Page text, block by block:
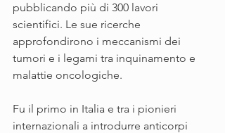
pubblicando più di 300 lavori
scientifici. Le sue ricerche
approfondirono i meccanismi dei
tumori e i legami tra inquinamento e
malattie oncologiche.
Fu il primo in Italia e tra i pionieri
internazionali a introdurre anticorpi